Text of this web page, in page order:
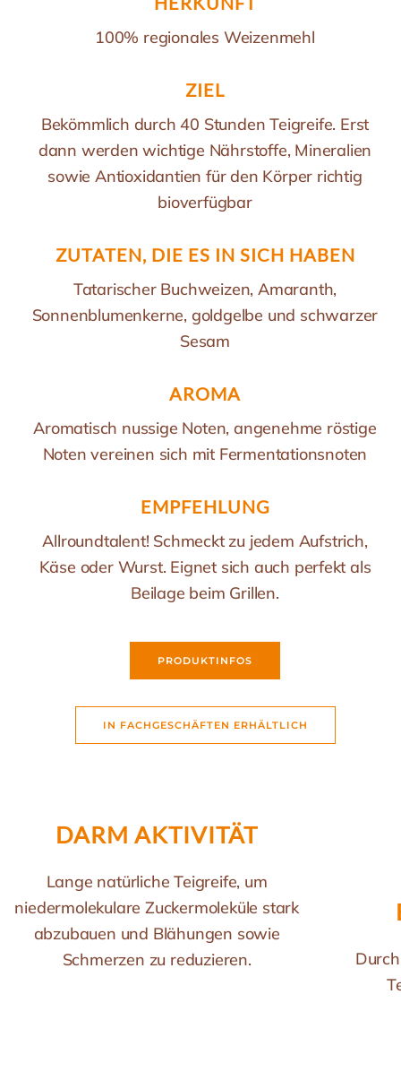
100% regionales Weizenmehl
ZIEL
Bekömmlich durch 40 Stunden Teigreife. Erst
dann werden wichtige Nährstoffe, Mineralien
sowie Antioxidantien für den Körper richtig
bioverfügbar
ZUTATEN, DIE ES IN SICH HABEN
Tatarischer Buchweizen, Amaranth,
Sonnenblumenkerne, goldgelbe und schwarzer
Sesam
AROMA
Aromatisch nussige Noten, angenehme röstige
Noten vereinen sich mit Fermentationsnoten
EMPFEHLUNG
Allroundtalent! Schmeckt zu jedem Aufstrich,
Käse oder Wurst. Eignet sich auch perfekt als
Beilage beim Grillen.
PRODUKTINFOS
IN FACHGESCHÄFTEN ERHÄLTLICH
BEKÖMMLICHKEIT
Durch eine sehr aufwendige 40-stündige